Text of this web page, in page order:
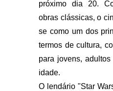
próximo dia 20.
obras clássicas, o
se como um dos
termos de cultura,
para jovens,
idade.
O lendário "Star